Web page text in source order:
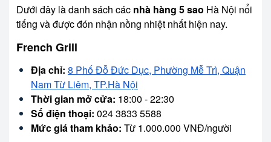
Dưới đây là danh sách các nhà hàng 5 sao Hà Nội nổi
tiếng và được đón nhận nồng nhiệt nhất hiện nay.
French Grill
Địa chỉ: 8 Phố Đỗ Đức Dục, Phường Mễ Trì, Quận
Nam Từ Liêm, TP.Hà Nội
Thời gian mở cửa: 18:00 - 22:30
Số điện thoại: 024 3833 5588
Mức giá tham khảo: Từ 1.000.000 VNĐ/người